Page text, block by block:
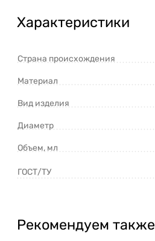
Характеристики
Страна происхождения
Материал
Вид изделия
Диаметр
Объем, мл
ГОСТ/ТУ
Рекомендуем также